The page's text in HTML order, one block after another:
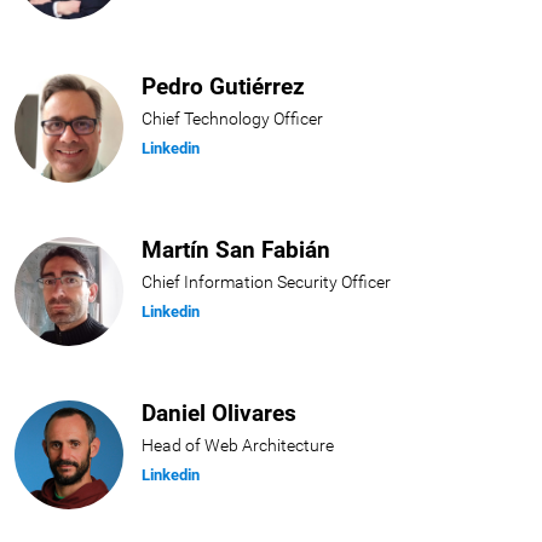
Pedro Gutiérrez
Chief Technology Officer
Linkedin
Martín San Fabián
Chief Information Security Officer
Linkedin
Daniel Olivares
Head of Web Architecture
Linkedin